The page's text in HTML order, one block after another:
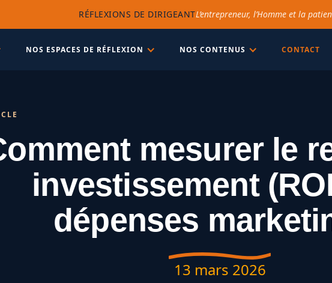
RÉFLEXIONS DE DIRIGEANTL’entrepreneur, l’Homme et la
NOS ESPACES DE RÉFLEXION NOS CONTENUS CONTACT
mesurer le
investissement
dépenses
13 mars 2026